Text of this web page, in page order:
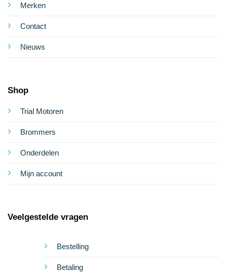
Merken
Contact
Nieuws
Shop
Trial Motoren
Brommers
Onderdelen
Mijn account
Veelgestelde vragen
Bestelling
Betaling